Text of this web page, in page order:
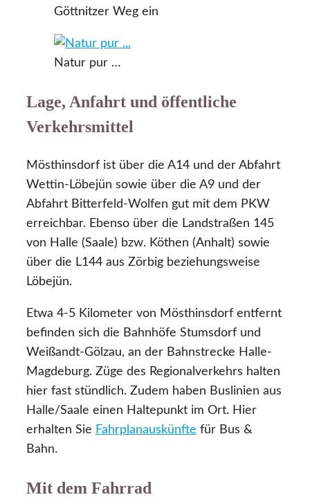
Göttnitzer Weg ein
Natur pur …
Lage, Anfahrt und öffentliche
Verkehrsmittel
Mösthinsdorf ist über die A14 und der Abfahrt
Wettin-Löbejün sowie über die A9 und der
Abfahrt Bitterfeld-Wolfen gut mit dem PKW
erreichbar. Ebenso über die Landstraßen 145
von Halle (Saale) bzw. Köthen (Anhalt) sowie
über die L144 aus Zörbig beziehungsweise
Löbejün.
Etwa 4-5 Kilometer von Mösthinsdorf entfernt
befinden sich die Bahnhöfe Stumsdorf und
Weißandt-Gölzau, an der Bahnstrecke Halle-
Magdeburg. Züge des Regionalverkehrs halten
hier fast stündlich. Zudem haben Buslinien aus
Halle/Saale einen Haltepunkt im Ort. Hier
erhalten Sie Fahrplanauskünfte für Bus &
Bahn.
Mit dem Fahrrad